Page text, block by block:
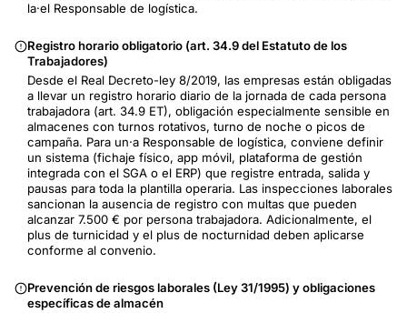
la·el Responsable de logística.
Registro horario obligatorio (art. 34.9 del Estatuto de los
Trabajadores)
Desde el Real Decreto-ley 8/2019, las empresas están obligadas
a llevar un registro horario diario de la jornada de cada persona
trabajadora (art. 34.9 ET), obligación especialmente sensible en
almacenes con turnos rotativos, turno de noche o picos de
campaña. Para un·a Responsable de logística, conviene definir
un sistema (fichaje físico, app móvil, plataforma de gestión
integrada con el SGA o el ERP) que registre entrada, salida y
pausas para toda la plantilla operaria. Las inspecciones laborales
sancionan la ausencia de registro con multas que pueden
alcanzar 7.500 € por persona trabajadora. Adicionalmente, el
plus de turnicidad y el plus de nocturnidad deben aplicarse
conforme al convenio.
Prevención de riesgos laborales (Ley 31/1995) y obligaciones
específicas de almacén